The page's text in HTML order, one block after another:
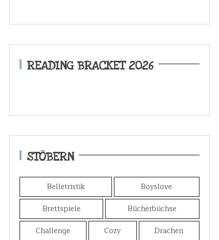
READING BRACKET 2026
STÖBERN
Belletristik
Boyslove
Brettspiele
Bücherbüchse
Challenge
Cozy
Drachen